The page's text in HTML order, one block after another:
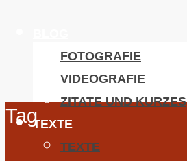
FOTOGRAFIE
VIDEOGRAFIE
ZITATE UND KURZES
TEXTE
TEXTE
Tag